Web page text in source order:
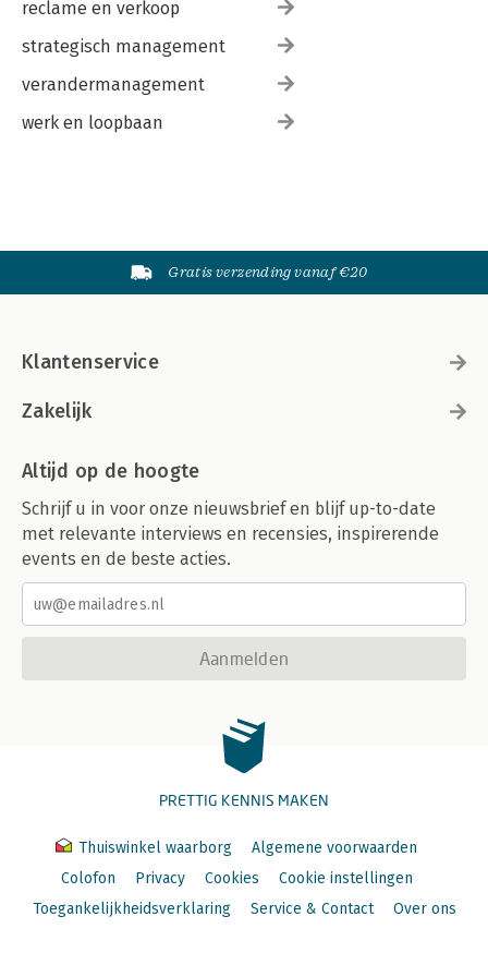
reclame en verkoop
strategisch management
verandermanagement
werk en loopbaan
Gratis verzending vanaf €20
Klantenservice
Zakelijk
Altijd op de hoogte
Schrijf u in voor onze nieuwsbrief en blijf up-to-date
met relevante interviews en recensies, inspirerende
events en de beste acties.
Aanmelden
PRETTIG KENNIS MAKEN
Thuiswinkel waarborg
Algemene voorwaarden
Colofon
Privacy Cookies
Cookie instellingen
Toegankelijkheidsverklaring
Service & Contact Over ons